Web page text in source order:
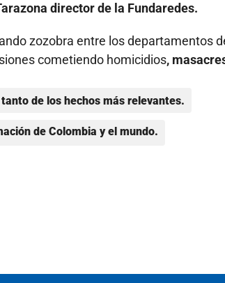
director de la Fundaredes.
zozobra entre los departamentos
cometiendo homicidios,
de los hechos más relevantes.
de Colombia y el mundo.